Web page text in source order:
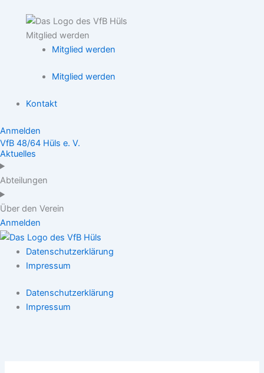
Mitglied werden
Mitglied werden
Mitglied werden
Kontakt
Anmelden
VfB 48/64 Hüls e. V.
Aktuelles
Abteilungen
Über den Verein
Anmelden
Datenschutzerklärung
Impressum
Datenschutzerklärung
Impressum